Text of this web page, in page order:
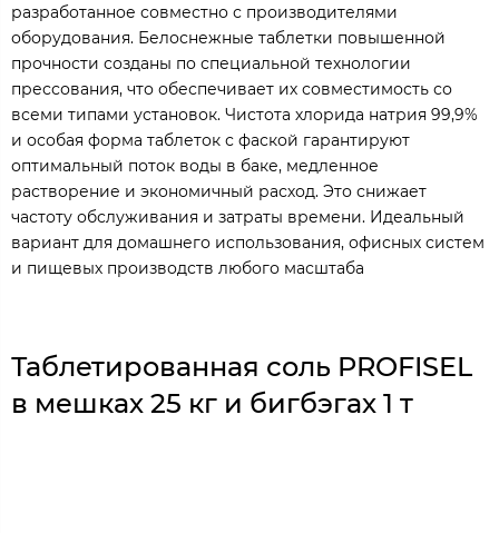
разработанное совместно с производителями
оборудования. Белоснежные таблетки повышенной
прочности созданы по специальной технологии
прессования, что обеспечивает их совместимость со
всеми типами установок. Чистота хлорида натрия 99,9%
и особая форма таблеток с фаской гарантируют
оптимальный поток воды в баке, медленное
растворение и экономичный расход. Это снижает
частоту обслуживания и затраты времени. Идеальный
вариант для домашнего использования, офисных систем
и пищевых производств любого масштаба
Таблетированная соль PROFISEL
в мешках 25 кг и бигбэгах 1 т